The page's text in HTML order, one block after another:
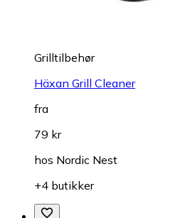
Grilltilbehør
Häxan Grill Cleaner
fra
79 kr
hos Nordic Nest
+4 butikker